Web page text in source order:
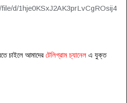
d/1hje0KSxJ2AK3prLvCgROsij4
চাইলে আমাদের টেলিগ্রাম চ্যানেল এ যুক্ত